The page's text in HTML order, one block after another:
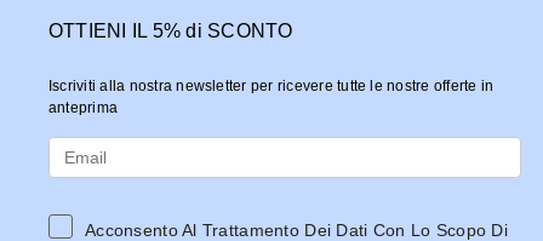
OTTIENI IL 5% di SCONTO
Iscriviti alla nostra newsletter per ricevere tutte le nostre offerte in
anteprima
Acconsento Al Trattamento Dei Dati Con Lo Scopo Di